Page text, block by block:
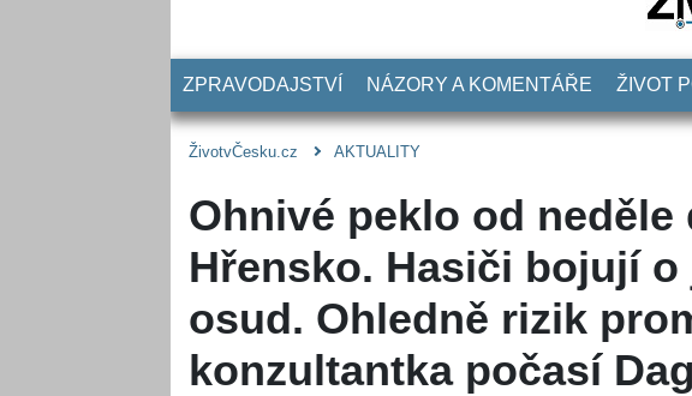
ZPRAVODAJSTVÍ NÁZORY A KOMENTÁŘE ŽIVOT
ŽivotvČesku.cz AKTUALITY
Ohnivé peklo od neděle
Hřensko. Hasiči bojují
osud. Ohledně rizik
konzultantka počasí